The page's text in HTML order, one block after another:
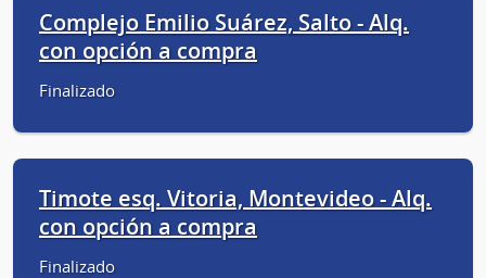
Complejo Emilio Suárez, Salto - Alq.
con opción a compra
Finalizado
Timote esq. Vitoria, Montevideo - Alq.
con opción a compra
Finalizado